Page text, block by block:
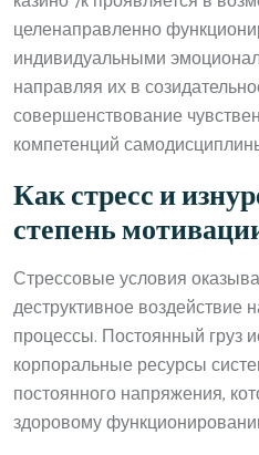
целенаправленно
индивидуальными
направляя их в
совершенствование
компетенций
Как стресс и
степень
Стрессовые условия
деструктивное воздействие
процессы. Постоянный груз
корпоральные ресурсы
постоянного напряжения,
здоровому